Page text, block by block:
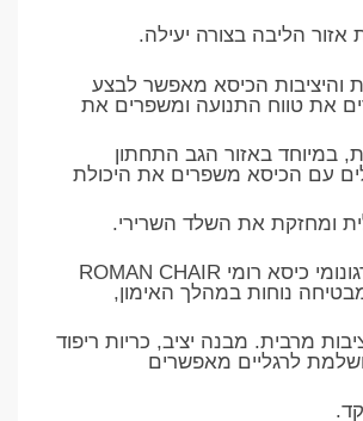
אזור הליבה בצורה יעילה.
והיציבות הכיסא מאפשר לבצע
את טווח התנועה ומשפרים את
במיוחד באזור הגב התחתון
עם הכיסא משפרים את היכולת
ומחזקת את השלד השרירי.
3. עיצוב יציב וארגונומי כיסא רומי ROMAN CHAIR
נוחות במהלך האימון,
מרבית. מבנה יציב, כריות ריפוד
לרגליים מאפשרים